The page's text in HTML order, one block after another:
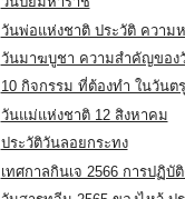
วันพ่อแห่งชาติ ประวัติ ความ
วันมาฆบูชา ความสำคัญของ
10 กิจกรรม ที่ต้องทำ ในวันต
วันแม่แห่งชาติ 12 สิงหาคม
ประวัติวันลอยกระทง
เทศกาลกินเจ 2566 การปฏิบั